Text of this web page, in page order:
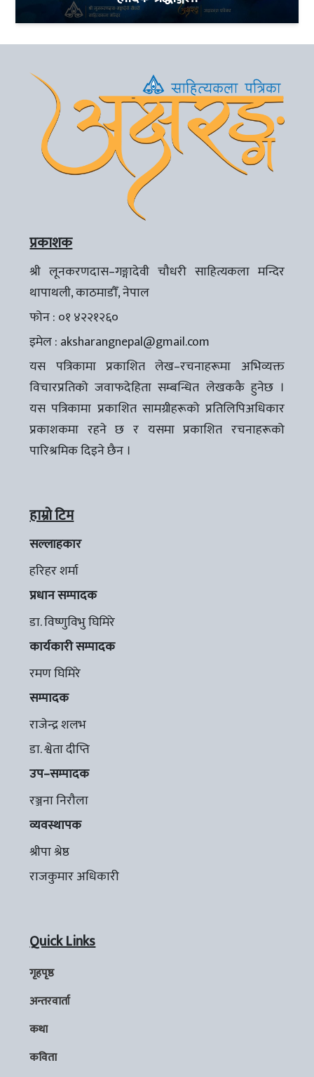
प्रकाशक
श्री लूनकरणदास–गङ्गादेवी चौधरी साहित्यकला मन्दिर
थापाथली, काठमाडौँ, नेपाल
फोन : ०१ ४२२१२६०
इमेल : aksharangnepal@gmail.com
यस पत्रिकामा प्रकाशित लेख–रचनाहरूमा अभिव्यक्त
विचारप्रतिको जवाफदेहिता सम्बन्धित लेखककै हुनेछ ।
यस पत्रिकामा प्रकाशित सामग्रीहरूको प्रतिलिपिअधिकार
प्रकाशकमा रहने छ र यसमा प्रकाशित रचनाहरूको
पारिश्रमिक दिइने छैन ।
हाम्रो टिम
सल्लाहकार
हरिहर शर्मा
प्रधान सम्पादक
डा. विष्णुविभु घिमिरे
कार्यकारी सम्पादक
रमण घिमिरे
सम्पादक
राजेन्द्र शलभ
डा. श्वेता दीप्ति
उप–सम्पादक
रञ्जना निरौला
व्यवस्थापक
श्रीपा श्रेष्ठ
राजकुमार अधिकारी
Quick Links
गृहपृष्ठ
अन्तरवार्ता
कथा
कविता